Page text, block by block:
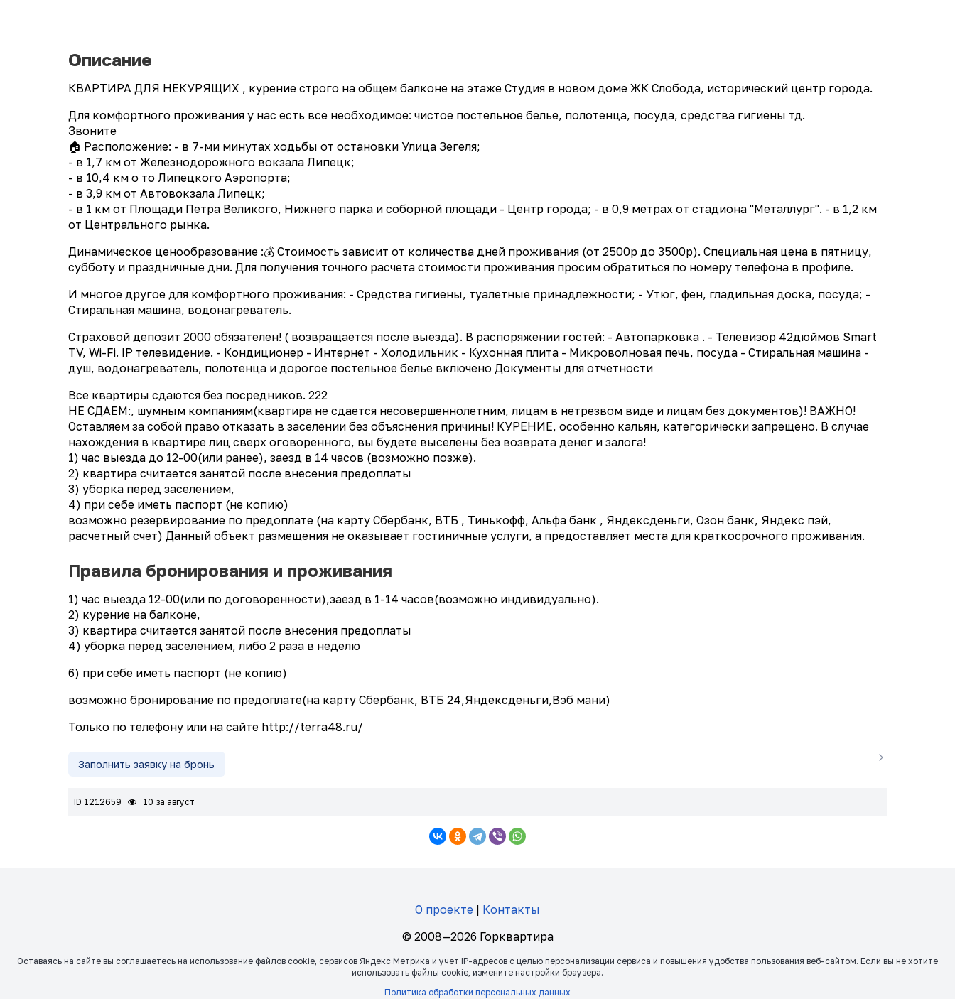
Описание
КВАРТИРА ДЛЯ НЕКУРЯЩИХ , курение строго на общем балконе на этаже Студия в новом доме ЖК Слобода, исторический центр города.
Для комфортного проживания у нас есть все необходимое: чистое постельное белье, полотенца, посуда, средства гигиены тд.
Звоните
🏠 Расположение: - в 7-ми минутах ходьбы от остановки Улица Зегеля;
- в 1,7 км от Железнодорожного вокзала Липецк;
- в 10,4 км о то Липецкого Аэропорта;
- в 3,9 км от Автовокзала Липецк;
- в 1 км от Площади Петра Великого, Нижнего парка и соборной площади - Центр города; - в 0,9 метрах от стадиона "Металлург". - в 1,2 км
от Центрального рынка.
Динамическое ценообразование :💰 Стоимость зависит от количества дней проживания (от 2500р до 3500р). Специальная цена в пятницу,
субботу и праздничные дни. Для получения точного расчета стоимости проживания просим обратиться по номеру телефона в профиле.
И многое другое для комфортного проживания: - Средства гигиены, туалетные принадлежности; - Утюг, фен, гладильная доска, посуда; -
Стиральная машина, водонагреватель.
Страховой депозит 2000 обязателен! ( возвращается после выезда). В распоряжении гостей: - Автопарковка . - Телевизор 42дюймов Smart
TV, Wi-Fi. IP телевидение. - Кондиционер - Интернет - Холодильник - Кухонная плита - Микроволновая печь, посуда - Стиральная машина -
душ, водонагреватель, полотенца и дорогое постельное белье включено Документы для отчетности
Все квартиры сдаются без посредников. 222
НЕ СДАЕМ:, шумным компаниям(квартира не сдается несовершеннолетним, лицам в нетрезвом виде и лицам без документов)! ВАЖНО!
Оставляем за собой право отказать в заселении без объяснения причины! КУРЕНИЕ, особенно кальян, категорически запрещено. В случае
нахождения в квартире лиц сверх оговоренного, вы будете выселены без возврата денег и залога!
1) час выезда до 12-00(или ранее), заезд в 14 часов (возможно позже).
2) квартира считается занятой после внесения предоплаты
3) уборка перед заселением,
4) при себе иметь паспорт (не копию)
возможно резервирование по предоплате (на карту Сбербанк, ВТБ , Тинькофф, Альфа банк , Яндексденьги, Озон банк, Яндекс пэй,
расчетный счет) Данный объект размещения не оказывает гостиничные услуги, а предоставляет места для краткосрочного проживания.
Правила бронирования и проживания
1) час выезда 12-00(или по договоренности),заезд в 1-14 часов(возможно индивидуально).
2) курение на балконе,
3) квартира считается занятой после внесения предоплаты
4) уборка перед заселением, либо 2 раза в неделю
6) при себе иметь паспорт (не копию)
возможно бронирование по предоплате(на карту Сбербанк, ВТБ 24,Яндексденьги,Вэб мани)
Только по телефону или на сайте http://terra48.ru/
Заполнить заявку на бронь
ID 1212659 10 за август
О проекте | Контакты
© 2008—2026 Горквартира
Оставаясь на сайте вы соглашаетесь на использование файлов сookie, сервисов Яндекс Метрика и учет IP-адресов с целью персонализации сервиса и повышения удобства пользования веб-сайтом. Если вы не хотите
использовать файлы сookie, измените настройки браузера.
Политика обработки персональных данных